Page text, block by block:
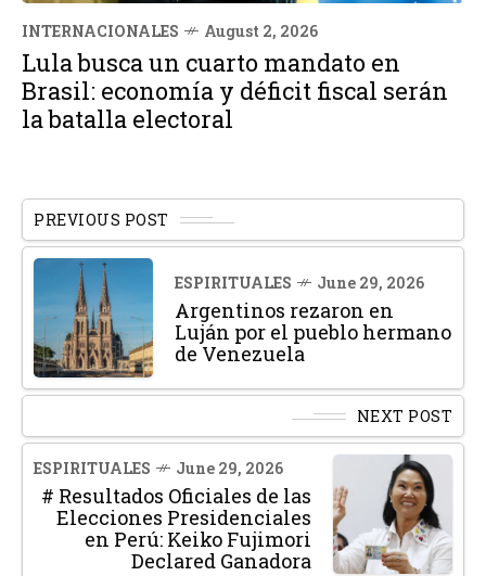
INTERNACIONALES August 2, 2026
Lula busca un cuarto mandato en
Brasil: economía y déficit fiscal serán
la batalla electoral
PREVIOUS POST
ESPIRITUALES June 29, 2026
Argentinos rezaron en
Luján por el pueblo hermano
de Venezuela
NEXT POST
ESPIRITUALES June 29, 2026
# Resultados Oficiales de las
Elecciones Presidenciales
en Perú: Keiko Fujimori
Declared Ganadora